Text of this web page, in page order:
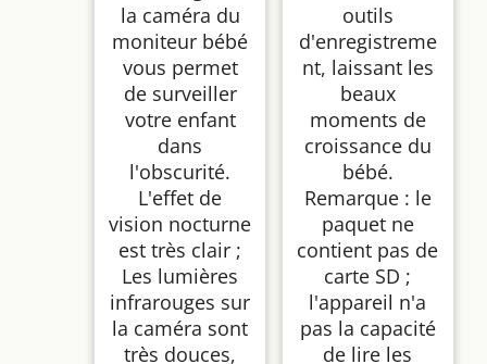
la caméra du
moniteur bébé
vous permet
de surveiller
votre enfant
dans
l'obscurité.
L'effet de
vision nocturne
est très clair ;
Les lumières
infrarouges sur
la caméra sont
très douces,
outils
d'enregistreme
nt, laissant les
beaux
moments de
croissance du
bébé.
Remarque : le
paquet ne
contient pas de
carte SD ;
l'appareil n'a
pas la capacité
de lire les